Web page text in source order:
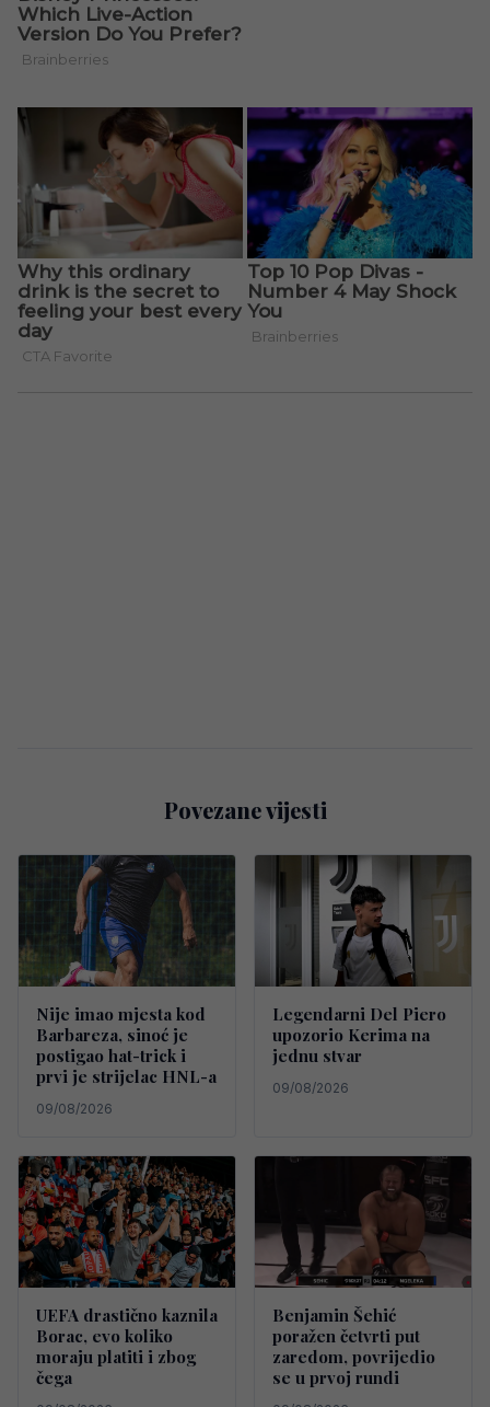
Povezane vijesti
Nije imao mjesta kod
Barbareza, sinoć je
postigao hat-trick i
prvi je strijelac HNL-a
09/08/2026
Legendarni Del Piero
upozorio Kerima na
jednu stvar
09/08/2026
UEFA drastično kaznila
Borac, evo koliko
moraju platiti i zbog
čega
Benjamin Šehić
poražen četvrti put
zaredom, povrijedio
se u prvoj rundi